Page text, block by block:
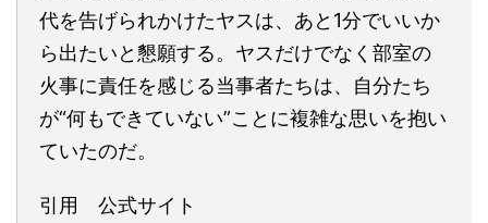
代を告げられかけたヤスは、あと1分でいいか
ら出たいと懇願する。ヤスだけでなく部室の
火事に責任を感じる当事者たちは、自分たち
が“何もできていない”ことに複雑な思いを抱い
ていたのだ。
引用 公式サイト